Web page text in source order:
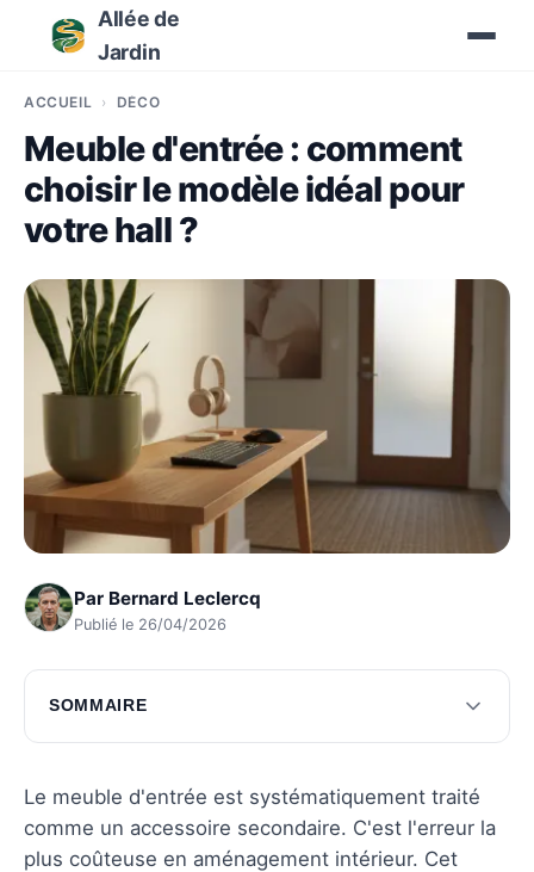
Allée de
Jardin
ACCUEIL DÉCO
Meuble d'entrée : comment
choisir le modèle idéal pour
votre hall ?
Par Bernard Leclercq
Publié le 26/04/2026
SOMMAIRE
Les clés d'un choix de meuble d'entrée réussi
Les erreurs fréquentes à éviter dans le choix
Questions fréquentes
Le meuble d'entrée est systématiquement traité
comme un accessoire secondaire. C'est l'erreur la
plus coûteuse en aménagement intérieur. Cet